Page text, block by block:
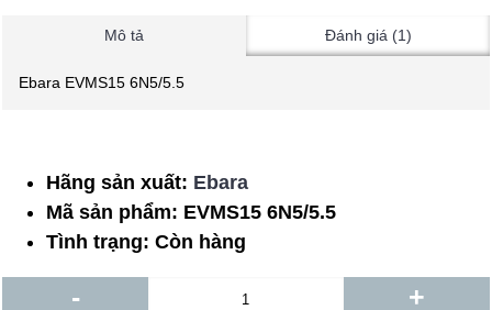
Mô tả Đánh giá (1)
Ebara EVMS15 6N5/5.5
Hãng sản xuất: Ebara
Mã sản phẩm: EVMS15 6N5/5.5
Tình trạng: Còn hàng
- +